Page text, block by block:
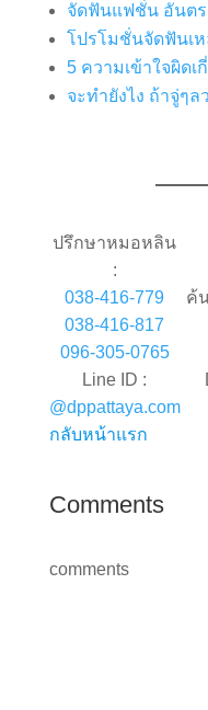
จัดฟันแฟชั่น อันตร
โปรโมชั่นจัดฟันเห
5 ความเข้าใจผิด
จะทำยังไง ถ้าจู่ๆ
ปรึกษาหมอหลิน
:
038-416-779
038-416-817
096-305-0765
Line ID :
@dppattaya.com
ค้
กลับหน้าแรก
Comments
comments